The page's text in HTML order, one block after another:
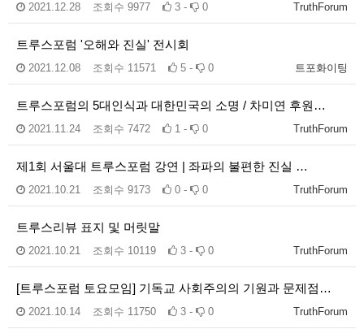
TruthForum
2021.12.28 조회수 9977 3 - 0
트루스포럼 '오해와 진실' 전시회
트포화이팅
2021.12.08 조회수 11571 5 - 0
트루스포럼의 5대인식과 대한민국의 소명 / 차미연 후원…
TruthForum
2021.11.24 조회수 7472 1 - 0
제1회 서울대 트루스포럼 강연 | 좌파의 불편한 진실 …
TruthForum
2021.10.21 조회수 9173 0 - 0
트루스리뷰 표지 및 머릿말
TruthForum
2021.10.21 조회수 10119 3 - 0
[트루스포럼 토요모임] 기독교 사회주의의 기원과 문제점…
TruthForum
2021.10.14 조회수 11750 3 - 0